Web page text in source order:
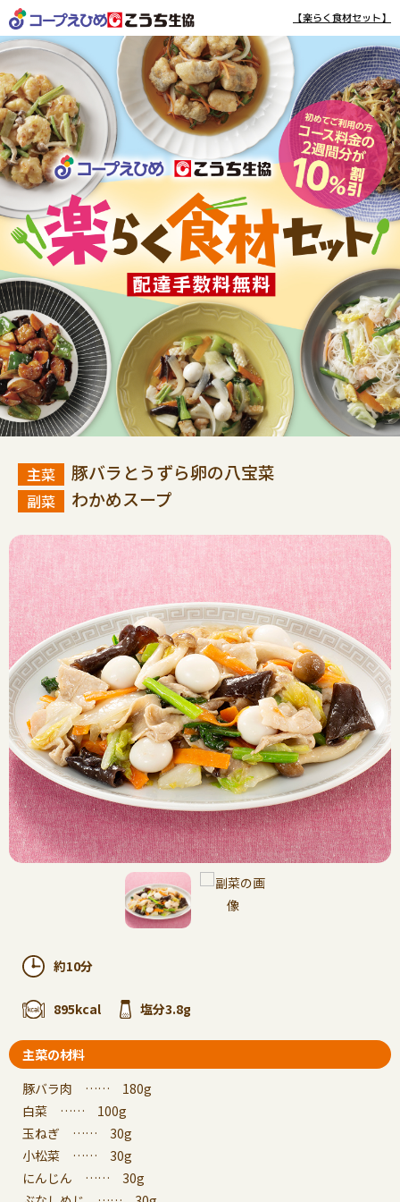
【楽らく食材セット】
豚バラとうずら卵の八宝菜
わかめスープ
約10分
895kcal 塩分3.8g
主菜の材料
豚バラ肉 …… 180g
白菜 …… 100g
玉ねぎ …… 30g
小松菜 …… 30g
にんじん …… 30g